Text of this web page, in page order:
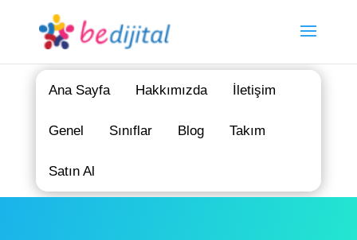
Ana Sayfa Hakkımızda İletişim
Genel Sınıflar Blog Takım
Satın Al